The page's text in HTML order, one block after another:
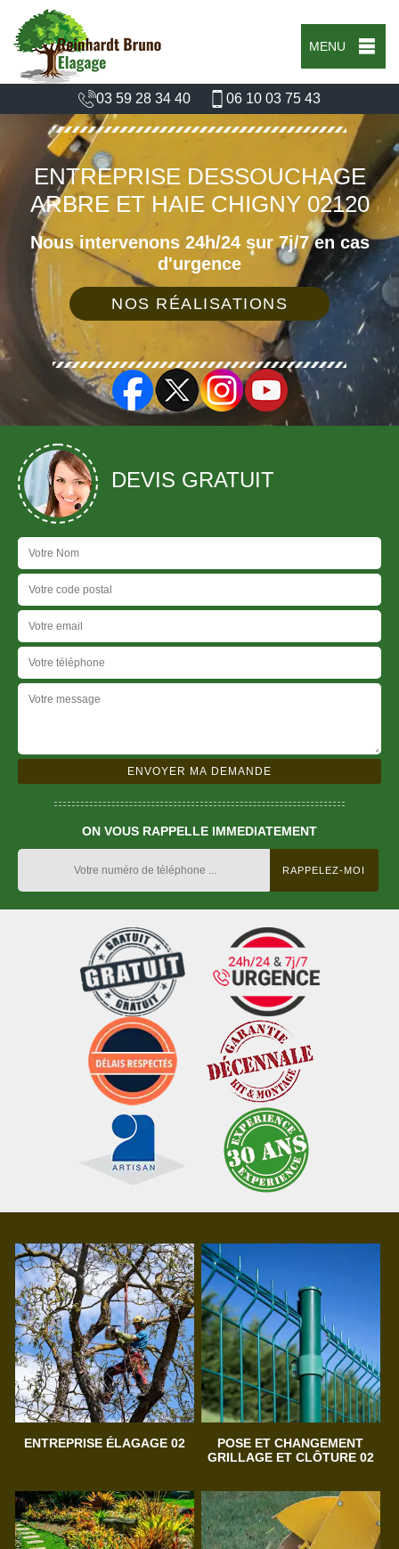
MENU
03 59 28 34 40 06 10 03 75 43
ENTREPRISE DESSOUCHAGE
ARBRE ET HAIE CHIGNY 02120
Nous intervenons 24h/24 sur 7j/7 en cas
d'urgence
NOS RÉALISATIONS
DEVIS GRATUIT
ON VOUS RAPPELLE IMMEDIATEMENT
ENTREPRISE ÉLAGAGE 02
POSE ET CHANGEMENT
GRILLAGE ET CLÔTURE 02